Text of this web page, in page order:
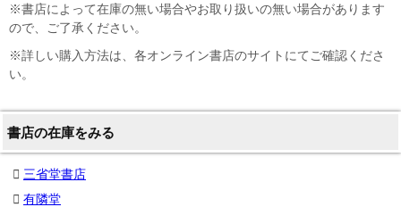
※書店によって在庫の無い場合やお取り扱いの無い場合があります
ので、ご了承ください。
※詳しい購入方法は、各オンライン書店のサイトにてご確認くださ
い。
書店の在庫をみる
三省堂書店
有隣堂